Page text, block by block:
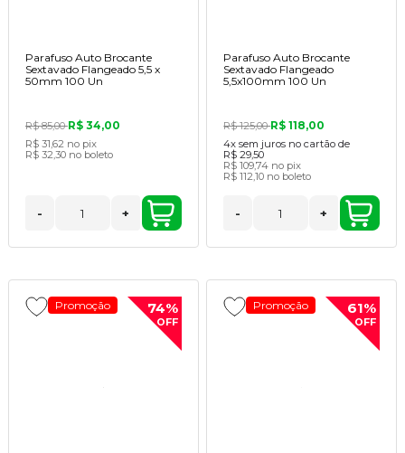
Parafuso Auto Brocante
Sextavado Flangeado 5,5 x
50mm 100 Un
R$ 85,00R$ 34,00
R$ 31,62 no pix
R$ 32,30 no boleto
- +
Parafuso Auto Brocante
Sextavado Flangeado
5,5x100mm 100 Un
R$ 125,00R$ 118,00
4x sem juros no cartão de
R$ 29,50
R$ 109,74 no pix
R$ 112,10 no boleto
- +
Promoção 74%
OFF
Promoção 61%
OFF